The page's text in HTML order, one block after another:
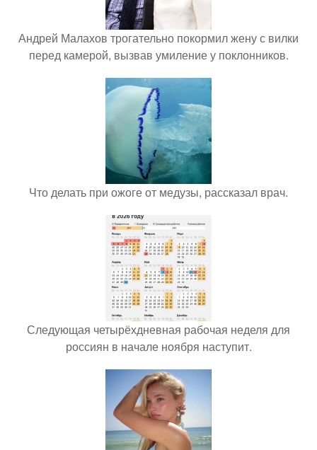
Андрей Малахов трогательно покормил жену с вилки
перед камерой, вызвав умиление у поклонников.
Что делать при ожоге от медузы, рассказал врач.
Следующая четырёхдневная рабочая неделя для
россиян в начале ноября наступит.